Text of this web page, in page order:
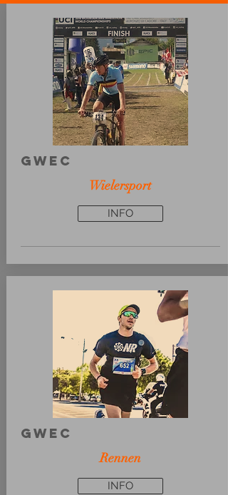
GWEC
Wielersport
INFO
GWEC
Rennen
INFO